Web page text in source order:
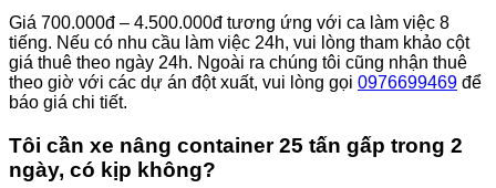
Giá 700.000đ – 4.500.000đ tương ứng với ca làm việc 8
tiếng. Nếu có nhu cầu làm việc 24h, vui lòng tham khảo cột
giá thuê theo ngày 24h. Ngoài ra chúng tôi cũng nhận thuê
theo giờ với các dự án đột xuất, vui lòng gọi 0976699469 để
báo giá chi tiết.
Tôi cần xe nâng container 25 tấn gấp trong 2
ngày, có kịp không?